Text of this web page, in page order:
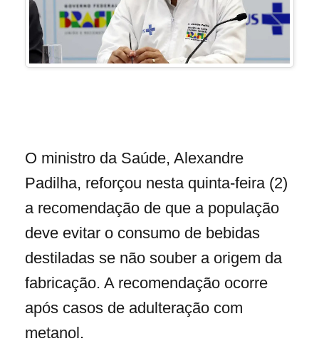
O ministro da Saúde, Alexandre
Padilha, reforçou nesta quinta-feira (2)
a recomendação de que a população
deve evitar o consumo de bebidas
destiladas se não souber a origem da
fabricação. A recomendação ocorre
após casos de adulteração com
metanol.